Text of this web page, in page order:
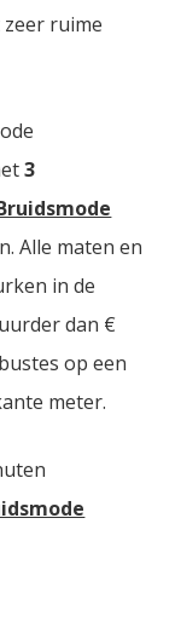
ruime
3
Alle maten en
in de
dan €
op een
meter.